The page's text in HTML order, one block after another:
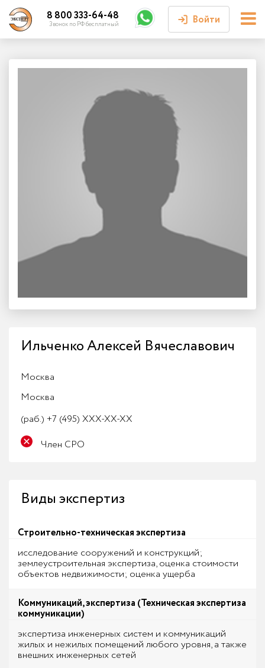
Войти
Войти или
зарегистрироваться
Личный кабинет
8 800 333-64-48
Звонок по РФ бесплатный
Ильченко Алексей Вячеславович
Москва
Москва
(раб.) +7 (495) XXX-XX-XX
Член СРО
Виды экспертиз
Строительно-техническая экспертиза
исследование сооружений и конструкций;
землеустроительная экспертиза, оценка стоимости
объектов недвижимости; оценка ущерба
Коммуникаций, экспертиза (Техническая экспертиза
коммуникации)
экспертиза инженерных систем и коммуникаций
жилых и нежилых помещений любого уровня, а также
внешних инженерных сетей